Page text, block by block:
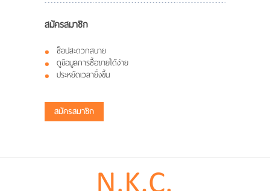
สมัครสมาชิก
ช็อปสะดวกสบาย
ดูข้อมูลการซื้อขายได้ง่าย
ประหยัดเวลายิ่งขึ้น
สมัครสมาชิก